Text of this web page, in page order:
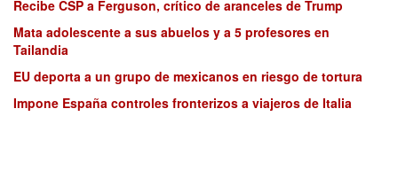
Recibe CSP a Ferguson, crítico de aranceles de Trump
Mata adolescente a sus abuelos y a 5 profesores en
Tailandia
EU deporta a un grupo de mexicanos en riesgo de tortura
Impone España controles fronterizos a viajeros de Italia